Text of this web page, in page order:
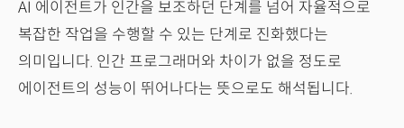
AI 에이전트가 인간을 보조하던 단계를 넘어 자율적으로
복잡한 작업을 수행할 수 있는 단계로 진화했다는
의미입니다. 인간 프로그래머와 차이가 없을 정도로
에이전트의 성능이 뛰어나다는 뜻으로도 해석됩니다.